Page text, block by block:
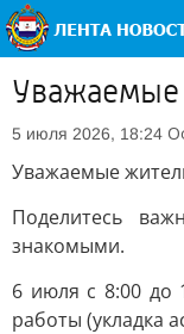
Уважаемые
5 июля 2026, 18:24
Уважаемые
Поделитесь
знакомыми.
6 июля с 8:00 до
работы (укладка